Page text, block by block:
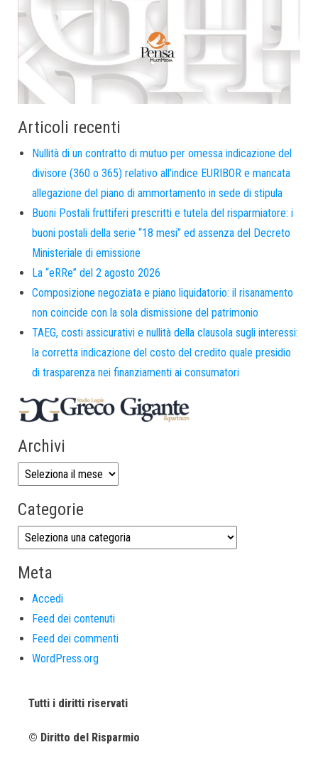
Articoli recenti
Nullità di un contratto di mutuo per omessa indicazione del
divisore (360 o 365) relativo all’indice EURIBOR e mancata
allegazione del piano di ammortamento in sede di stipula
Buoni Postali fruttiferi prescritti e tutela del risparmiatore: i
buoni postali della serie “18 mesi” ed assenza del Decreto
Ministeriale di emissione
La “eRRe” del 2 agosto 2026
Composizione negoziata e piano liquidatorio: il risanamento
non coincide con la sola dismissione del patrimonio
TAEG, costi assicurativi e nullità della clausola sugli interessi:
la corretta indicazione del costo del credito quale presidio
di trasparenza nei finanziamenti ai consumatori
Archivi
Categorie
Meta
Accedi
Feed dei contenuti
Feed dei commenti
WordPress.org
Tutti i diritti riservati
© Diritto del Risparmio